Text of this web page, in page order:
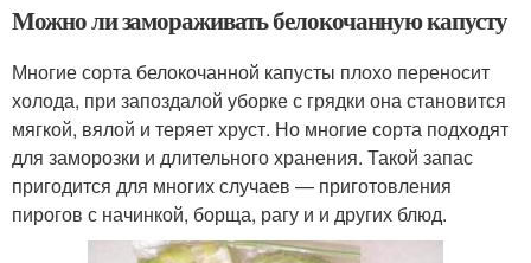
Можно ли замораживать белокочанную капусту
Многие сорта белокочанной капусты плохо переносит
холода, при запоздалой уборке с грядки она становится
мягкой, вялой и теряет хруст. Но многие сорта подходят
для заморозки и длительного хранения. Такой запас
пригодится для многих случаев — приготовления
пирогов с начинкой, борща, рагу и и других блюд.